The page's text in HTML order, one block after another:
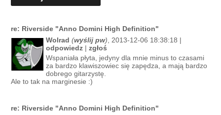
re: Riverside "Anno Domini High Definition"
Wolrad (wyślij pw), 2013-12-06 18:38:18 |
odpowiedz| zgłoś
Wspaniała płyta, jedyny dla mnie minus to czasami
za bardzo klawiszowiec się zapędza, a mają bardzo
dobrego gitarzystę.
Ale to tak na marginesie :)
re: Riverside "Anno Domini High Definition"